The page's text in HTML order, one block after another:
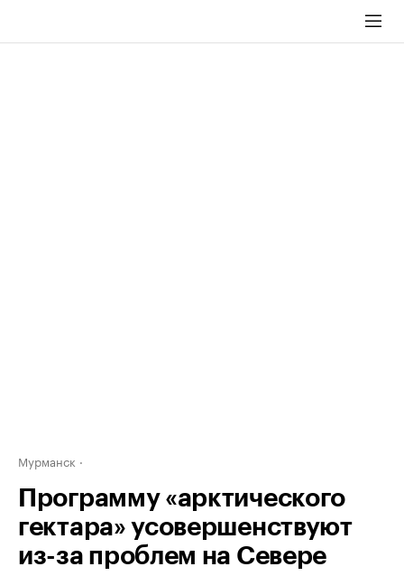
Мурманск
Программу «арктического
гектара» усовершенствуют
из-за проблем на Севере